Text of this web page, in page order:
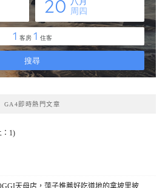
GA4即時熱門文章
：1)
天母店，萍子推薦好吃道地的拿坡里披